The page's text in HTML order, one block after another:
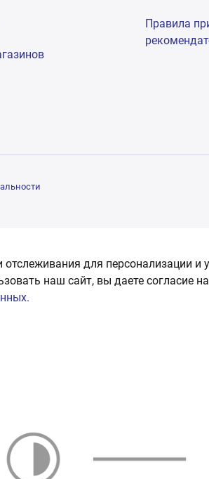
Правила
для персонализации
наш сайт, вы даете согласие